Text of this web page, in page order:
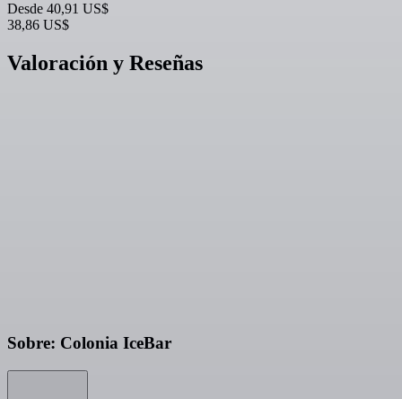
Desde 40,91 US$
38,86 US$
Valoración y Reseñas
Sobre: Colonia IceBar